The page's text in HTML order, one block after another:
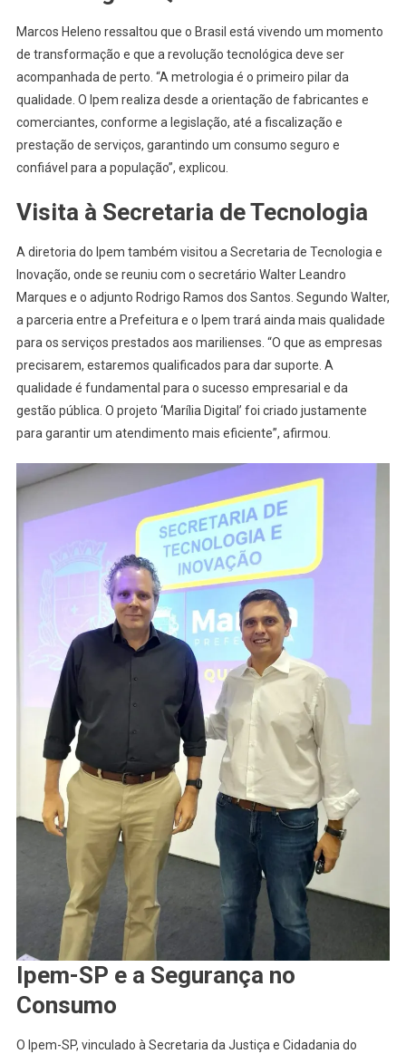
Marcos Heleno ressaltou que o Brasil está vivendo um momento
de transformação e que a revolução tecnológica deve ser
acompanhada de perto. “A metrologia é o primeiro pilar da
qualidade. O Ipem realiza desde a orientação de fabricantes e
comerciantes, conforme a legislação, até a fiscalização e
prestação de serviços, garantindo um consumo seguro e
confiável para a população”, explicou.
Visita à Secretaria de Tecnologia
A diretoria do Ipem também visitou a Secretaria de Tecnologia e
Inovação, onde se reuniu com o secretário Walter Leandro
Marques e o adjunto Rodrigo Ramos dos Santos. Segundo Walter,
a parceria entre a Prefeitura e o Ipem trará ainda mais qualidade
para os serviços prestados aos marilienses. “O que as empresas
precisarem, estaremos qualificados para dar suporte. A
qualidade é fundamental para o sucesso empresarial e da
gestão pública. O projeto ‘Marília Digital’ foi criado justamente
para garantir um atendimento mais eficiente”, afirmou.
Ipem-SP e a Segurança no
Consumo
O Ipem-SP, vinculado à Secretaria da Justiça e Cidadania do